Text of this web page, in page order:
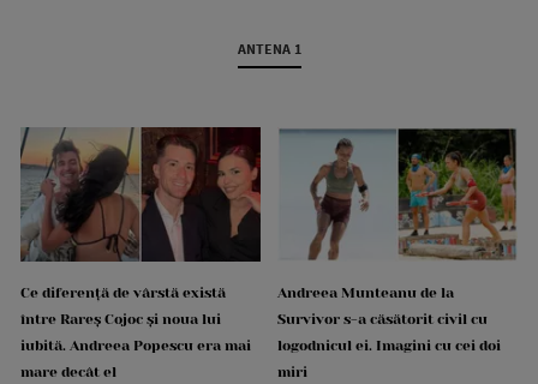
ANTENA 1
Ce diferență de vârstă există
între Rareș Cojoc și noua lui
iubită. Andreea Popescu era mai
mare decât el
Andreea Munteanu de la
Survivor s-a căsătorit civil cu
logodnicul ei. Imagini cu cei doi
miri